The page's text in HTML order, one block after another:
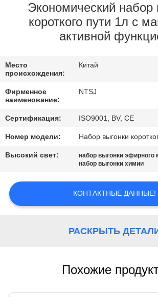
ПРОВЕРКА
КАЧЕСТВА
СВЯЖИТЕСЬ
МЫ
НОВОСТИ
СПРОСИТЕ
КАРТА
Экономический набор
короткого пути 1л с
активной
Место
происхождения:
Китай
Фирменное
наименование:
NTSJ
Сертификация: ISO9001, BV, CE
Номер модели: Набор выгонки
Высокий свет: набор выгонки эфирного
набор выгонки химии
КОНТАКТНЫЕ ДАННЫЕ!
РАСКРЫТЬ
Похожие